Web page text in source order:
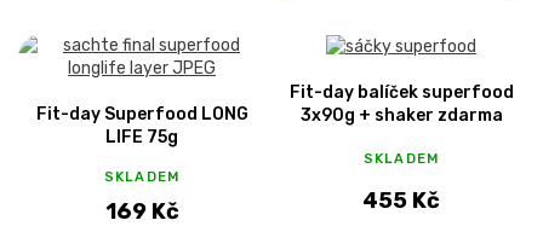
Fit-day Superfood LONG
LIFE 75g
169 Kč
SKLADEM
Fit-day balíček superfood
3x90g + shaker zdarma
455 Kč
SKLADEM